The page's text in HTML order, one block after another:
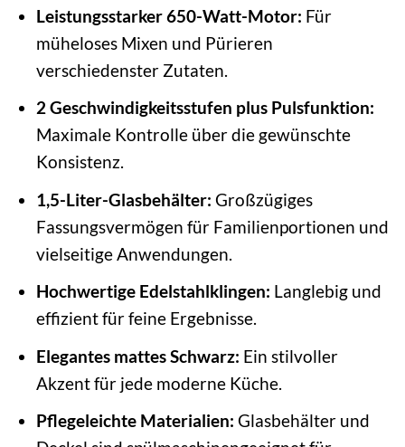
Leistungsstarker 650-Watt-Motor: Für
müheloses Mixen und Pürieren
verschiedenster Zutaten.
2 Geschwindigkeitsstufen plus Pulsfunktion:
Maximale Kontrolle über die gewünschte
Konsistenz.
1,5-Liter-Glasbehälter: Großzügiges
Fassungsvermögen für Familienportionen und
vielseitige Anwendungen.
Hochwertige Edelstahlklingen: Langlebig und
effizient für feine Ergebnisse.
Elegantes mattes Schwarz: Ein stilvoller
Akzent für jede moderne Küche.
Pflegeleichte Materialien: Glasbehälter und